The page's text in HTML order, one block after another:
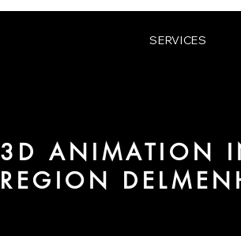
SERVICES
3D ANIMATION
REGION